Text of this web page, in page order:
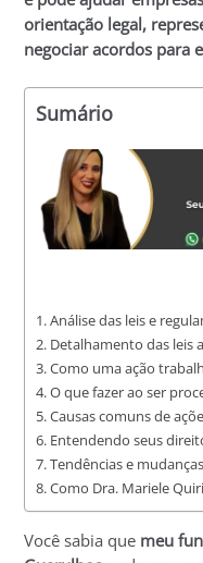
orientação legal,
negociar acordos para
Sumário
Análise das leis e
Detalhamento das leis
Como uma ação
O que fazer ao ser
Causas comuns de
Entendendo seus
Tendências e
Como Dra. Mariele
Você sabia que meu